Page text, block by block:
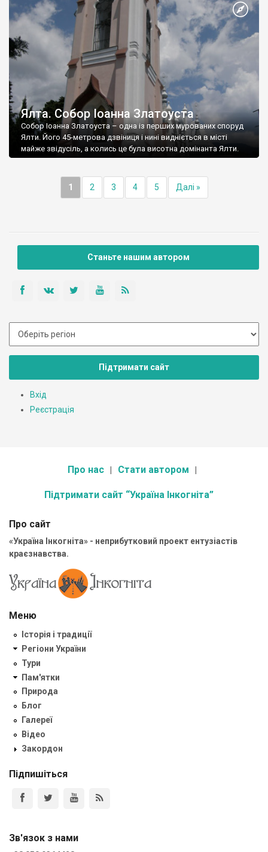
Ялта. Собор Іоанна Златоуста
Собор Іоанна Златоуста – одна із перших мурованих споруд
Ялти. Його 45-метрова дзвіниця і нині видніється в місті
майже звідусіль, а колись це була висотна домінанта Ялти.
1 2 3 4 5 Далі »
Станьте нашим автором
Підтримати сайт
Вхід
Реєстрація
Про нас Стати автором
Підтримати сайт “Україна Інкогніта”
Про сайт
«Україна Інкогніта» - неприбутковий проект ентузіастів
краєзнавства.
Меню
Історія і традиції
Регіони України
Тури
Пам'ятки
Природа
Блог
Галереї
Відео
Закордон
Підпишіться
Зв'язок з нами